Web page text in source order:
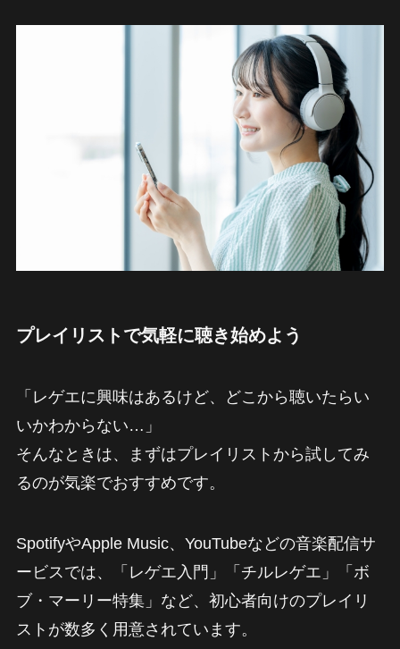
プレイリストで気軽に聴き始めよう
「レゲエに興味はあるけど、どこから聴いたらい
いかわからない…」
そんなときは、まずはプレイリストから試してみ
るのが気楽でおすすめです。
SpotifyやApple Music、YouTubeなどの音楽配信サ
ービスでは、「レゲエ入門」「チルレゲエ」「ボ
ブ・マーリー特集」など、初心者向けのプレイリ
ストが数多く用意されています。